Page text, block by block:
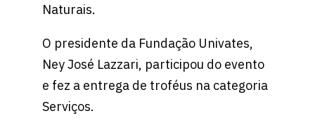
Naturais.
O presidente da Fundação Univates,
Ney José Lazzari, participou do evento
e fez a entrega de troféus na categoria
Serviços.